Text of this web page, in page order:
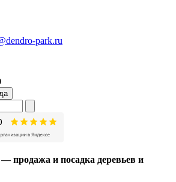
park.ru
— продажа и посадка деревьев и